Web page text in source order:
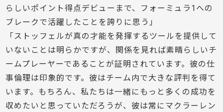
らしいポイント得点デビューまで、フォーミュラ1への
ブレークで活躍したことを誇りに思う」
「ストッフェルが真の才能を発揮するツールを提供して
いないことは明らかですが、関係を見れば素晴らしいチ
ームプレーヤーであることが証明されています。彼の仕
事倫理は印象的です。彼はチーム内で大きな評判を得て
います。もちろん、私たちは一緒にもっと多くの成功を
収めたいと思っていただろうが、彼は常にマクラーレン